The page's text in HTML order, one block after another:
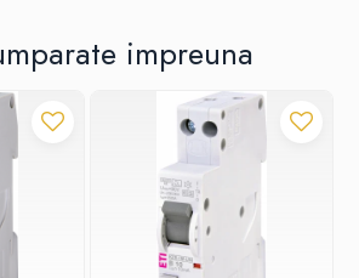
impreuna